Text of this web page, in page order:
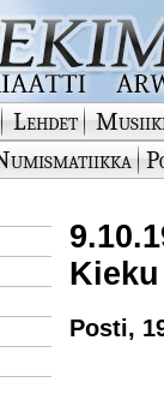
Lehdet
Posti,